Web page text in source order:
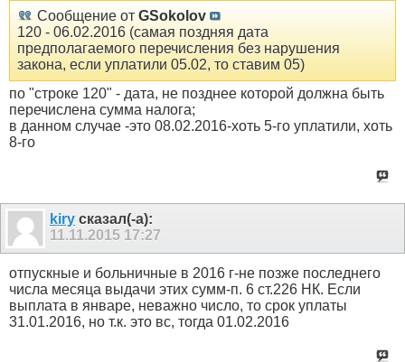
Сообщение от GSokolov
120 - 06.02.2016 (самая поздняя дата
предполагаемого перечисления без нарушения
закона, если уплатили 05.02, то ставим 05)
по "строке 120" - дата, не позднее которой должна быть
перечислена сумма налога;
в данном случае -это 08.02.2016-хоть 5-го уплатили, хоть
8-го
kiry сказал(-а):
11.11.2015 17:27
отпускные и больничные в 2016 г-не позже последнего
числа месяца выдачи этих сумм-п. 6 ст.226 НК. Если
выплата в январе, неважно число, то срок уплаты
31.01.2016, но т.к. это вс, тогда 01.02.2016